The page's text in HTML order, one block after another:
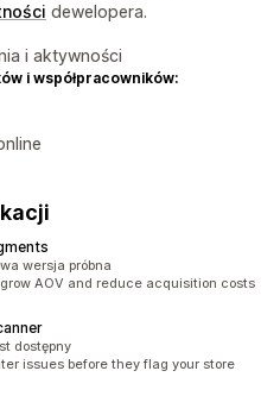
dewelopera.
i aktywności
i współpracowników:
wersja próbna
AOV and reduce acquisition costs
dostępny
issues before they flag your store